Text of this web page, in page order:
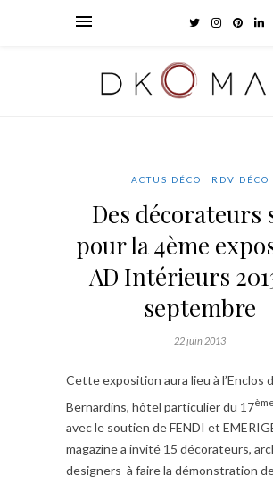
ACTUS DÉCO RDV DÉCO
Des décorateurs
pour la 4ème
AD Intérieurs
septembre
22 juin 2013
Cette exposition aura lieu à l’Enclos
Bernardins, hôtel particulier du 17ème
avec le soutien de FENDI et
magazine a invité 15 décorateurs,
designers à faire la démonstration